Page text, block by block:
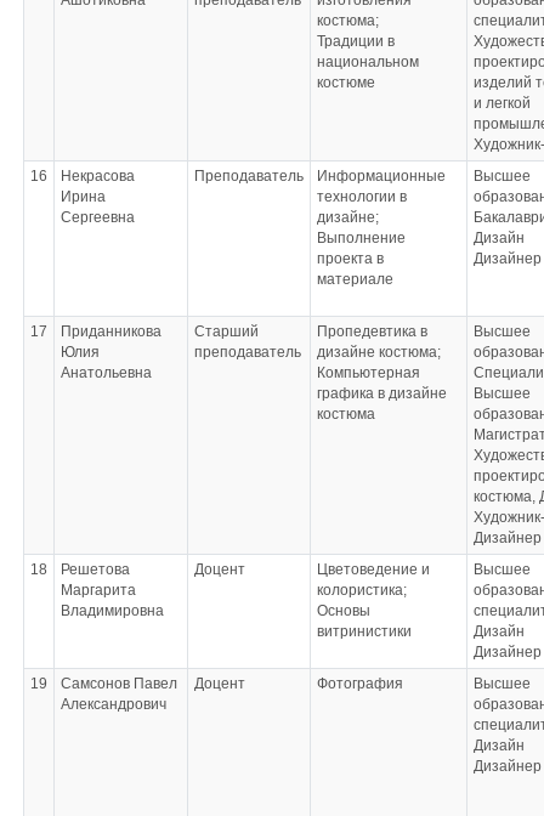
костюма;
Традиции в
национальном
костюме
изделий
и легкой
16
Некрасова
Ирина
Сергеевна
Преподаватель
Информационные
технологии в
дизайне;
Выполнение
проекта в
материале
Высшее
Дизайн
Дизайнер
17
Приданникова
Юлия
Анатольевна
Старший
преподаватель
Пропедевтика в
дизайне костюма;
Компьютерная
графика в дизайне
костюма
Высшее
Высшее
костюма,
Дизайнер
18
Решетова
Маргарита
Владимировна
Доцент
Цветоведение и
колористика;
Основы
витринистики
Высшее
Дизайн
Дизайнер
19
Самсонов Павел
Александрович
Доцент Фотография
Высшее
Дизайн
Дизайнер